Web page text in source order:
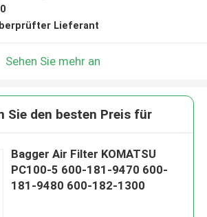
Lieferant
Sehen Sie mehr an
Sie den besten Preis für
Bagger Air Filter KOMATSU
PC100-5 600-181-9470 600-
181-9480 600-182-1300